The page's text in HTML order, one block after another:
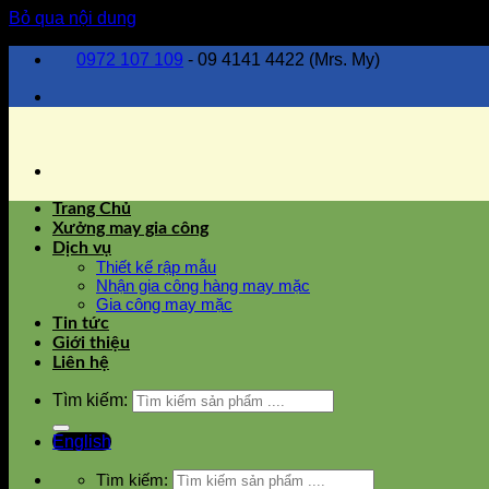
Bỏ qua nội dung
0972 107 109 - 09 4141 4422 (Mrs. My)
Trang Chủ
Xưởng may gia công
Dịch vụ
Thiết kế rập mẫu
Nhận gia công hàng may mặc
Gia công may mặc
Tin tức
Giới thiệu
Liên hệ
Tìm kiếm:
English
Tìm kiếm: